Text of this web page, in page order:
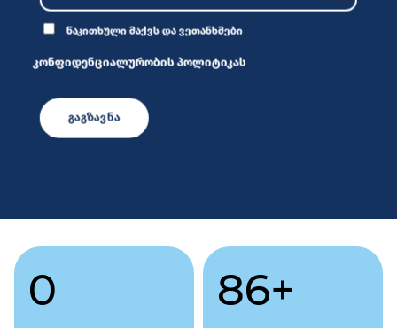
წაკითხული მაქვს და ვეთანხმები
კონფიდენციალურობის პოლიტიკას
0 86+